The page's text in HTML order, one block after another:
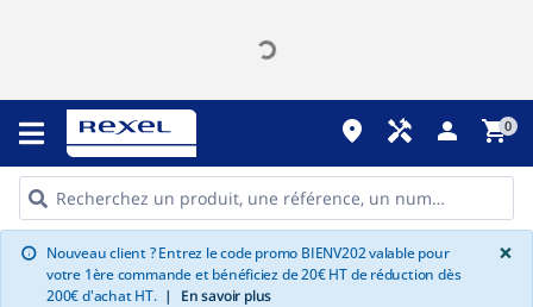
place handyman person shopping_cart0
info Nouveau client ? Entrez le code promo BIENV202 valable pour
votre 1ère commande et bénéficiez de 20€ HT de réduction dès
200€ d'achat HT. | En savoir plus
×